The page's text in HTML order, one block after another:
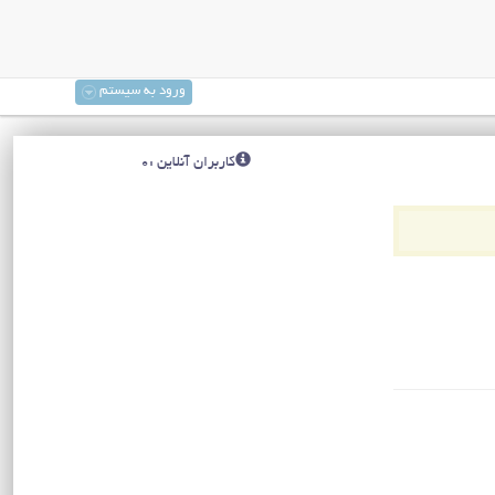
ورود به سیستم
کاربران آنلاین :0